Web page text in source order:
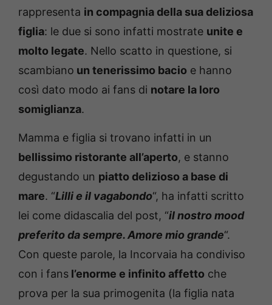
rappresenta in compagnia della sua deliziosa
figlia: le due si sono infatti mostrate unite e
molto legate. Nello scatto in questione, si
scambiano un tenerissimo bacio e hanno
così dato modo ai fans di notare la loro
somiglianza.
Mamma e figlia si trovano infatti in un
bellissimo ristorante all’aperto, e stanno
degustando un piatto delizioso a base di
mare. “Lilli e il vagabondo“, ha infatti scritto
lei come didascalia del post, “il nostro mood
preferito da sempre. Amore mio grande“.
Con queste parole, la Incorvaia ha condiviso
con i fans l’enorme e infinito affetto che
prova per la sua primogenita (la figlia nata